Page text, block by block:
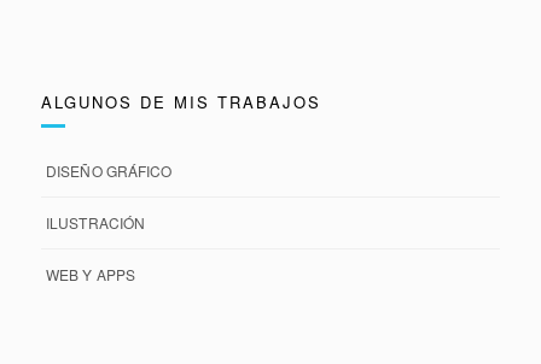
ALGUNOS DE MIS TRABAJOS
DISEÑO GRÁFICO
ILUSTRACIÓN
WEB Y APPS